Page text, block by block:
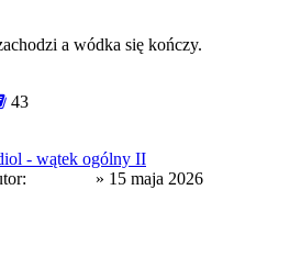
a wódka się kończy.
43
- wątek ogólny II
» 15 maja 2026